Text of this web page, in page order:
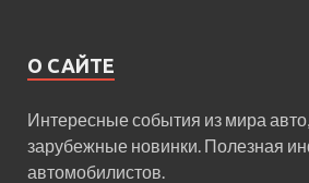
О САЙТЕ
Интересные события из мира
зарубежные новинки. Полезная
автомобилистов.